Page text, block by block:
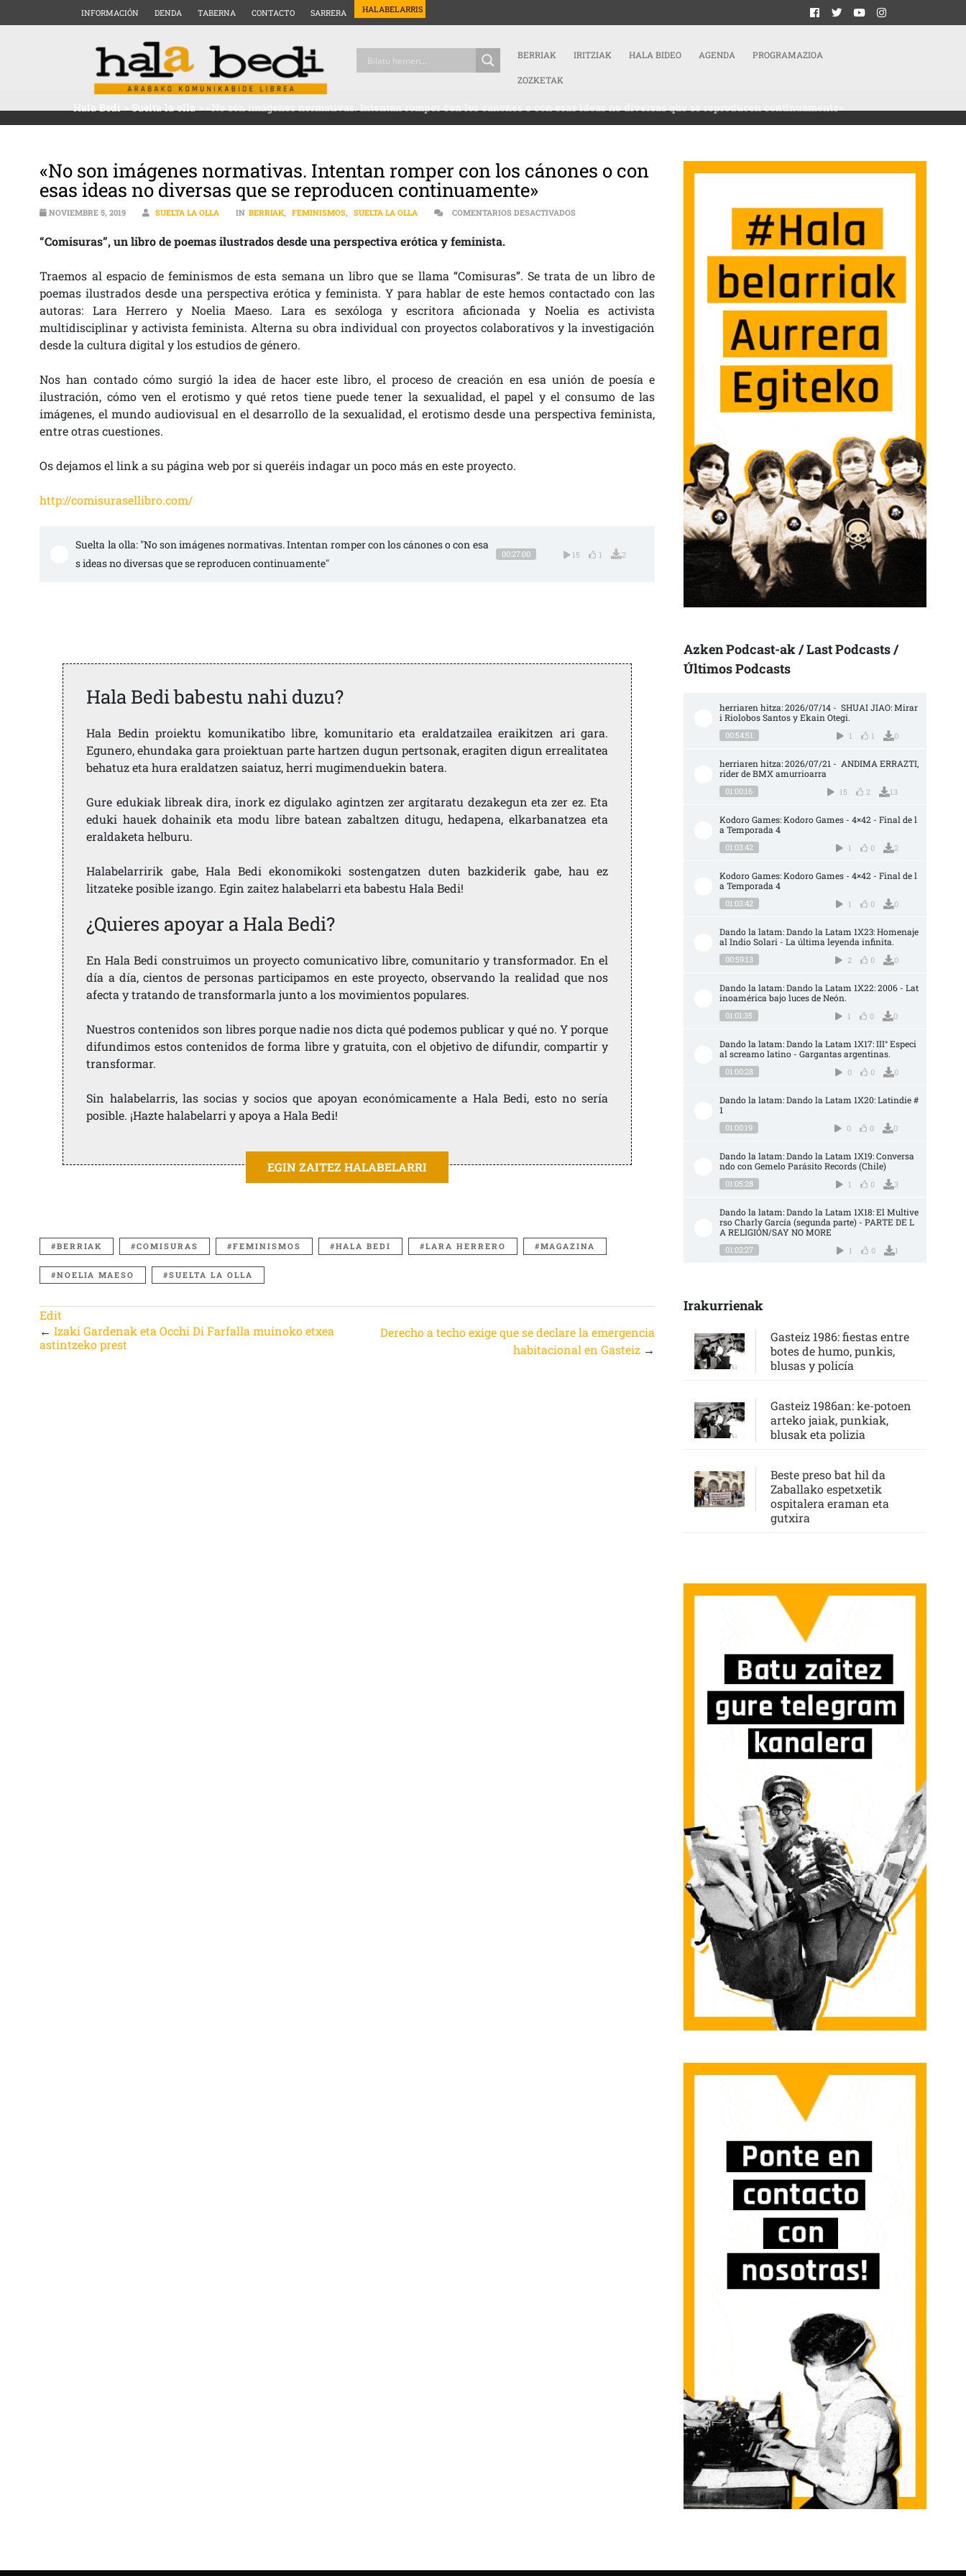
INFORMACIÓN DENDA TABERNA CONTACTO SARRERA HALABELARRIS
BERRIAK IRITZIAK HALA BIDEO AGENDA PROGRAMAZIOA
ZOZKETAK
Hala Bedi>Suelta la olla>«No son imágenes normativas. Intentan romper con los cánones o con esas ideas no diversas que se reproducen continuamente»
«No son imágenes normativas. Intentan romper con los cánones o con
esas ideas no diversas que se reproducen continuamente»
NOVIEMBRE 5, 2019 SUELTA LA OLLA IN BERRIAK, FEMINISMOS, SUELTA LA OLLA COMENTARIOS DESACTIVADOSEN «NO SON IMÁGENES NORMATIVAS. INTENTAN ROMPER CON LOS CÁNONES O CON ESAS
“Comisuras”, un libro de poemas ilustrados desde una perspectiva erótica y feminista.
Traemos al espacio de feminismos de esta semana un libro que se llama “Comisuras”. Se trata de un libro de
poemas ilustrados desde una perspectiva erótica y feminista. Y para hablar de este hemos contactado con las
autoras: Lara Herrero y Noelia Maeso. Lara es sexóloga y escritora aficionada y Noelia es activista
multidisciplinar y activista feminista. Alterna su obra individual con proyectos colaborativos y la investigación
desde la cultura digital y los estudios de género.
Nos han contado cómo surgió la idea de hacer este libro, el proceso de creación en esa unión de poesía e
ilustración, cómo ven el erotismo y qué retos tiene puede tener la sexualidad, el papel y el consumo de las
imágenes, el mundo audiovisual en el desarrollo de la sexualidad, el erotismo desde una perspectiva feminista,
entre otras cuestiones.
Os dejamos el link a su página web por si queréis indagar un poco más en este proyecto.
http://comisurasellibro.com/
Suelta la olla: "No son imágenes normativas. Intentan romper con los cánones o con esa
s ideas no diversas que se reproducen continuamente"
00:27:00 15 1 2
Hala Bedi babestu nahi duzu?
Hala Bedin proiektu komunikatibo libre, komunitario eta eraldatzailea eraikitzen ari gara.
Egunero, ehundaka gara proiektuan parte hartzen dugun pertsonak, eragiten digun errealitatea
behatuz eta hura eraldatzen saiatuz, herri mugimenduekin batera.
Gure edukiak libreak dira, inork ez digulako agintzen zer argitaratu dezakegun eta zer ez. Eta
eduki hauek dohainik eta modu libre batean zabaltzen ditugu, hedapena, elkarbanatzea eta
eraldaketa helburu.
Halabelarririk gabe, Hala Bedi ekonomikoki sostengatzen duten bazkiderik gabe, hau ez
litzateke posible izango. Egin zaitez halabelarri eta babestu Hala Bedi!
¿Quieres apoyar a Hala Bedi?
En Hala Bedi construimos un proyecto comunicativo libre, comunitario y transformador. En el
día a día, cientos de personas participamos en este proyecto, observando la realidad que nos
afecta y tratando de transformarla junto a los movimientos populares.
Nuestros contenidos son libres porque nadie nos dicta qué podemos publicar y qué no. Y porque
difundimos estos contenidos de forma libre y gratuita, con el objetivo de difundir, compartir y
transformar.
Sin halabelarris, las socias y socios que apoyan económicamente a Hala Bedi, esto no sería
posible. ¡Hazte halabelarri y apoya a Hala Bedi!
EGIN ZAITEZ HALABELARRI
BERRIAK COMISURAS FEMINISMOS HALA BEDI LARA HERRERO MAGAZINA
NOELIA MAESO SUELTA LA OLLA
Edit
←Izaki Gardenak eta Occhi Di Farfalla muinoko etxea
astintzeko prest
Derecho a techo exige que se declare la emergencia
habitacional en Gasteiz→
Azken Podcast-ak / Last Podcasts /
Últimos Podcasts
herriaren hitza: 2026/07/14 -  SHUAI JIAO: Mirar
i Riolobos Santos y Ekain Otegi.
00:54:51 1 1 0
herriaren hitza: 2026/07/21 -  ANDIMA ERRAZTI,
rider de BMX amurrioarra
01:00:16 15 2 13
Kodoro Games: Kodoro Games - 4×42 - Final de l
a Temporada 4
01:03:42 1 0 2
Kodoro Games: Kodoro Games - 4×42 - Final de l
a Temporada 4
01:03:42 1 0 0
Dando la latam: Dando la Latam 1X23: Homenaje
al Indio Solari - La última leyenda infinita.
00:59:13 2 0 0
Dando la latam: Dando la Latam 1X22: 2006 - Lat
inoamérica bajo luces de Neón.
01:01:35 1 0 0
Dando la latam: Dando la Latam 1X17: III° Especi
al screamo latino - Gargantas argentinas.
01:00:28 0 0 0
Dando la latam: Dando la Latam 1X20: Latindie #
1
01:00:19 0 0 0
Dando la latam: Dando la Latam 1X19: Conversa
ndo con Gemelo Parásito Records (Chile)
01:05:28 1 0 3
Dando la latam: Dando la Latam 1X18: El Multive
rso Charly García (segunda parte) - PARTE DE L
A RELIGIÓN/SAY NO MORE
01:02:27 1 0 1
Irakurrienak
Gasteiz 1986: fiestas entre
botes de humo, punkis,
blusas y policía
Gasteiz 1986an: ke-potoen
arteko jaiak, punkiak,
blusak eta polizia
Beste preso bat hil da
Zaballako espetxetik
ospitalera eraman eta
gutxira